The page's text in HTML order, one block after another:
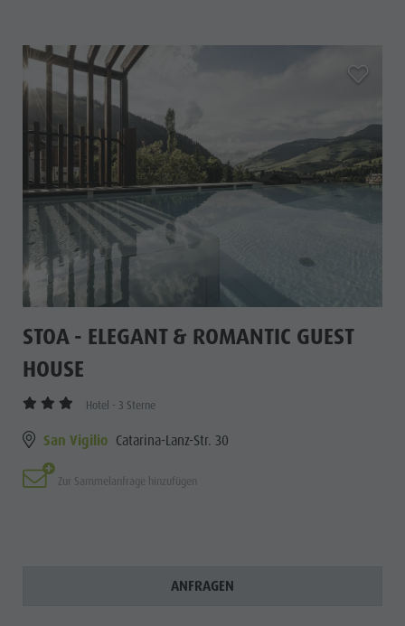
STOA - ELEGANT & ROMANTIC GUEST
HOUSE
Hotel - 3 Sterne
San Vigilio Catarina-Lanz-Str. 30
Zur Sammelanfrage hinzufügen
ANFRAGEN